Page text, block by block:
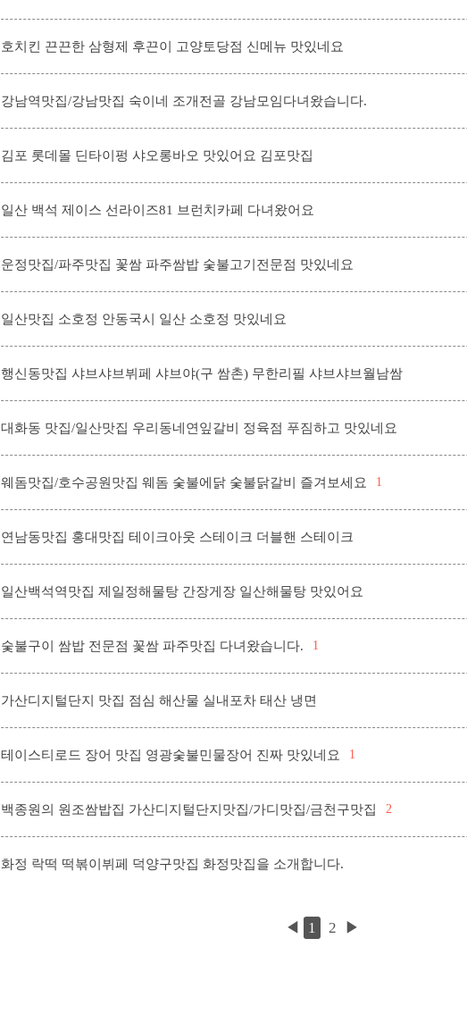
호치킨 끈끈한 삼형제 후끈이 고양토당점 신메뉴 맛있네요
강남역맛집/강남맛집 숙이네 조개전골 강남모임다녀왔습니다.
김포 롯데몰 딘타이펑 샤오롱바오 맛있어요 김포맛집
일산 백석 제이스 선라이즈81 브런치카페 다녀왔어요
운정맛집/파주맛집 꽃쌈 파주쌈밥 숯불고기전문점 맛있네요
일산맛집 소호정 안동국시 일산 소호정 맛있네요
행신동맛집 샤브샤브뷔페 샤브야(구 쌈촌) 무한리필 샤브샤브월남쌈
대화동 맛집/일산맛집 우리동네연잎갈비 정육점 푸짐하고 맛있네요
웨돔맛집/호수공원맛집 웨돔 숯불에닭 숯불닭갈비 즐겨보세요 1
연남동맛집 홍대맛집 테이크아웃 스테이크 더블핸 스테이크
일산백석역맛집 제일정해물탕 간장게장 일산해물탕 맛있어요
숯불구이 쌈밥 전문점 꽃쌈 파주맛집 다녀왔습니다. 1
가산디지털단지 맛집 점심 해산물 실내포차 태산 냉면
테이스티로드 장어 맛집 영광숯불민물장어 진짜 맛있네요 1
백종원의 원조쌈밥집 가산디지털단지맛집/가디맛집/금천구맛집 2
화정 락떡 떡볶이뷔페 덕양구맛집 화정맛집을 소개합니다.
◀ 1 2 ▶